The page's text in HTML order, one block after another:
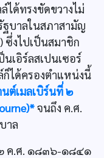
ได้ทรงขัดขวางไม่
ฐบาลในสภาสามัญ
งไปเป็นสมาชิก
เอิร์ลสเปนเซอร์
ก็ได้ครองตำแหน่งนี้
นต์เมลเบิร์นที่ ๒
จนถึง ค.ศ.
าล
๒ ค.ศ. ๑๘๓๖-๑๘๔๑